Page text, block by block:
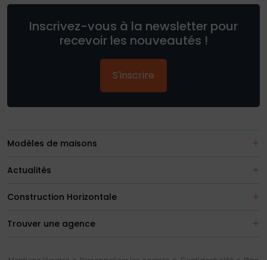
Inscrivez-vous à la newsletter pour
recevoir les nouveautés !
S'inscrire
Modèles de maisons
Actualités
Construction Horizontale
Trouver une agence